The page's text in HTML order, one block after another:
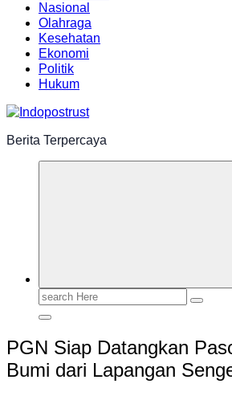
Nasional
Olahraga
Kesehatan
Ekonomi
Politik
Hukum
Berita Terpercaya
Search
PGN Siap Datangkan
Bumi dari Lapangan